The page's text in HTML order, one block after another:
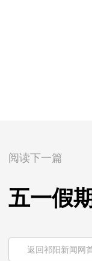
阅读下一篇
五一假
返回祁阳新闻网